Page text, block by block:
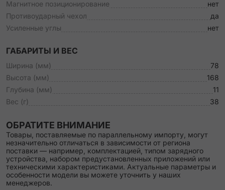
Магнитное позиционирование
нет
Противоударный чехол
да
Усиленные углы
нет
ГАБАРИТЫ И ВЕС
Ширина (мм)
78
Высота (мм)
168
Глубина (мм)
11
Вес (г)
38
ОБРАТИТЕ ВНИМАНИЕ
Товары, поставляемые по параллельному импорту, могут
незначительно отличаться в зависимости от региона
поставки — например, комплектацией, типом зарядного
устройства, набором предустановленных приложений или
техническими характеристиками. Актуальные параметры и
особенности модели вы можете уточнить у наших
менеджеров.